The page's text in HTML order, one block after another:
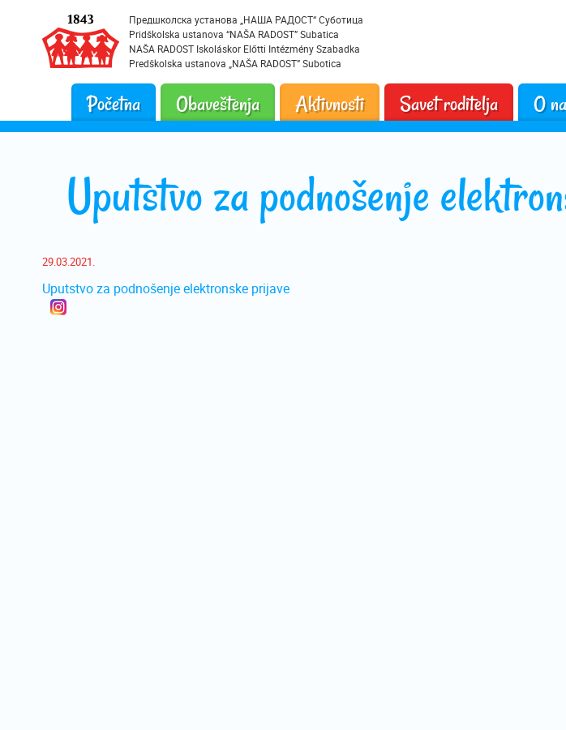
Предшколска установа „НАША РАДОСТ“ Суботица
Pridškolska ustanova “NAŠA RADOST” Subatica
NAŠA RADOST Iskoláskor Előtti Intézmény Szabadka
Predškolska ustanova „NAŠA RADOST” Subotica
Početna Obaveštenja Aktivnosti Savet roditelja O
Uputstvo za podnošenje
29.03.2021.
Uputstvo za podnošenje elektronske prijave